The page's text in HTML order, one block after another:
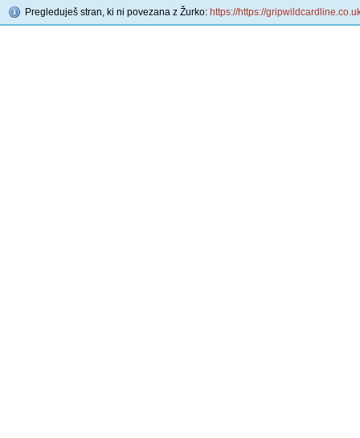
Pregleduješ stran, ki ni povezana z Žurko: https://https://